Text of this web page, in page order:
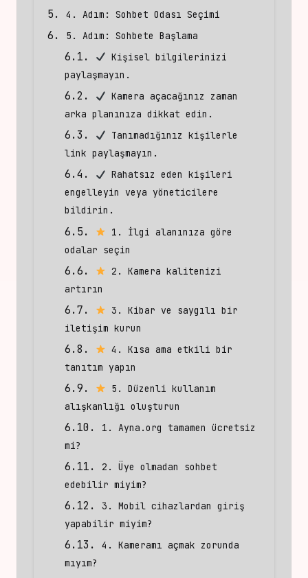
4. Adım: Sohbet Odası Seçimi
5. Adım: Sohbete Başlama
Kişisel bilgilerinizi
paylaşmayın.
Kamera açacağınız zaman
arka planınıza dikkat edin.
Tanımadığınız kişilerle
link paylaşmayın.
Rahatsız eden kişileri
engelleyin veya yöneticilere
bildirin.
1. İlgi alanınıza göre
odalar seçin
2. Kamera kalitenizi
artırın
3. Kibar ve saygılı bir
iletişim kurun
4. Kısa ama etkili bir
tanıtım yapın
5. Düzenli kullanım
alışkanlığı oluşturun
1. Ayna.org tamamen ücretsiz
mi?
2. Üye olmadan sohbet
edebilir miyim?
3. Mobil cihazlardan giriş
yapabilir miyim?
4. Kameramı açmak zorunda
mıyım?